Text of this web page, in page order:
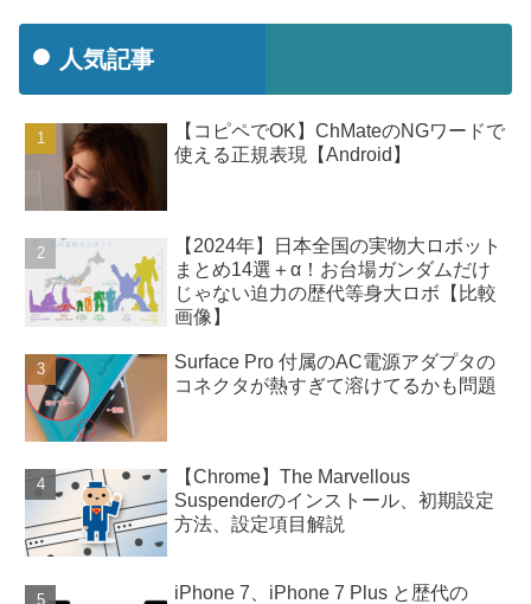
人気記事
【コピペでOK】ChMateのNGワードで
使える正規表現【Android】
【2024年】日本全国の実物大ロボット
まとめ14選＋α！お台場ガンダムだけ
じゃない迫力の歴代等身大ロボ【比較
画像】
Surface Pro 付属のAC電源アダプタの
コネクタが熱すぎて溶けてるかも問題
【Chrome】The Marvellous
Suspenderのインストール、初期設定
方法、設定項目解説
iPhone 7、iPhone 7 Plus と歴代の